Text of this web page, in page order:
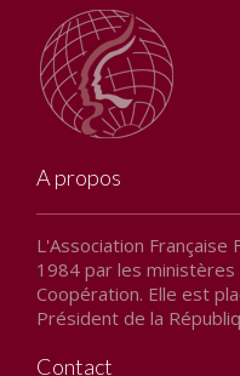
Nos publications
Le guide
Guide des
Le Bulletin
Livre FRÈRES
Méconnus)
Actualités
A propos
L'Association
1984 par les
Coopération. Elle est
Président de la
Contact